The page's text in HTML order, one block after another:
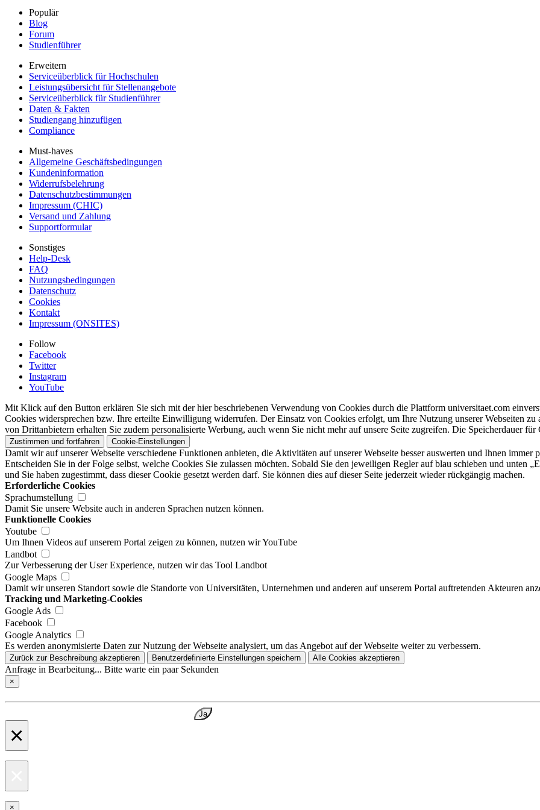
Populär
Blog
Forum
Studienführer
Erweitern
Serviceüberblick für Hochschulen
Leistungsübersicht für Stellenangebote
Serviceüberblick für Studienführer
Daten & Fakten
Studiengang hinzufügen
Compliance
Must-haves
Allgemeine Geschäftsbedingungen
Kundeninformation
Widerrufsbelehrung
Datenschutzbestimmungen
Impressum (CHIC)
Versand und Zahlung
Supportformular
Sonstiges
Help-Desk
FAQ
Nutzungsbedingungen
Datenschutz
Cookies
Kontakt
Impressum (ONSITES)
Follow
Facebook
Twitter
Instagram
YouTube
Mit Klick auf den Button erklären Sie sich mit der hier beschriebenen Verwendung von Cookies durch die Plattform universitaet.com
Cookies widersprechen bzw. Ihre erteilte Einwilligung widerrufen. Der Einsatz von Cookies erfolgt, um Ihre Nutzung unserer Webseiten
von Drittanbietern erhalten Sie zudem personalisierte Werbung, auch wenn Sie nicht mehr auf unsere Seite zugreifen. Die Speicherdauer für
Zustimmen und fortfahren Cookie-Einstellungen
Damit wir auf unserer Webseite verschiedene Funktionen anbieten, die Aktivitäten auf unserer Webseite besser auswerten und Ihnen immer
Entscheiden Sie in der Folge selbst, welche Cookies Sie zulassen möchten. Sobald Sie den jeweiligen Regler auf blau schieben und unten
und Sie haben zugestimmt, dass dieser Cookie gesetzt werden darf. Sie können dies auf dieser Seite jederzeit wieder rückgängig machen.
Erforderliche Cookies
Sprachumstellung
Damit Sie unsere Website auch in anderen Sprachen nutzen können.
Funktionelle Cookies
Youtube
Um Ihnen Videos auf unserem Portal zeigen zu können, nutzen wir YouTube
Landbot
Zur Verbesserung der User Experience, nutzen wir das Tool Landbot
Google Maps
Damit wir unseren Standort sowie die Standorte von Universitäten, Unternehmen und anderen auf unserem Portal auftretenden Akteuren
Tracking und Marketing-Cookies
Google Ads
Facebook
Google Analytics
Es werden anonymisierte Daten zur Nutzung der Webseite analysiert, um das Angebot auf der Webseite weiter zu verbessern.
Zurück zur Beschreibung akzeptieren Benutzerdefinierte Einstellungen speichern Alle Cookies akzeptieren
Anfrage in Bearbeitung... Bitte warte ein paar Sekunden
×
Ja
×
×